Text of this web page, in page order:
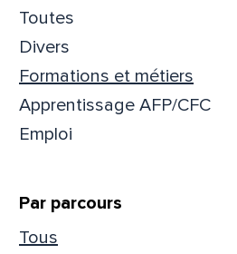
Toutes
Divers
Formations et métiers
Apprentissage AFP/CFC
Emploi
Par parcours
Tous